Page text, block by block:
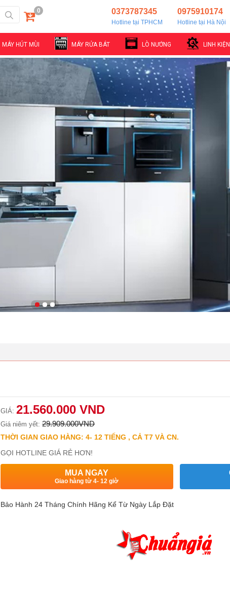
0 0975910174
Hotline tại Hà Nội
0373787345
Hotline tại TPHCM
MÁY HÚT MÙI MÁY RỬA BÁT LÒ NƯỚNG LINH KIỆN
GIÁ: 21.560.000 VND
Giá niêm yết: 29.909.000VND
THỜI GIAN GIAO HÀNG: 4- 12 TIẾNG , CẢ T7 VÀ CN.
GỌI HOTLINE GIÁ RẺ HƠN!
MUA NGAY
Giao hàng từ 4- 12 giờ
Bảo Hành 24 Tháng Chính Hãng Kể Từ Ngày Lắp Đặt